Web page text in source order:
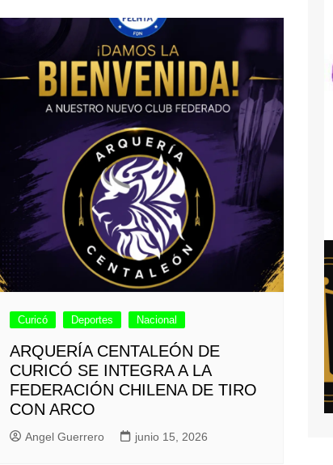
Curicó Deportes Nacional
ARQUERÍA CENTALEÓN DE
CURICÓ SE INTEGRA A LA
FEDERACIÓN CHILENA DE TIRO
CON ARCO
Angel Guerrero junio 15, 2026